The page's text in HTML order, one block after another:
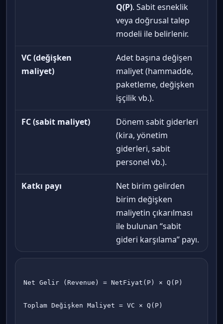
Q(P). Sabit esneklik
veya doğrusal talep
modeli ile belirlenir.
VC (değişken
maliyet)
Adet başına değişen
maliyet (hammadde,
paketleme, değişken
işçilik vb.).
FC (sabit maliyet)
Dönem sabit giderleri
(kira, yönetim
giderleri, sabit
personel vb.).
Katkı payı
Net birim gelirden
birim değişken
maliyetin çıkarılması
ile bulunan “sabit
gideri karşılama” payı.
Net Gelir (Revenue) = NetFiyat(P) × Q(P)
Toplam Değişken Maliyet = VC × Q(P)